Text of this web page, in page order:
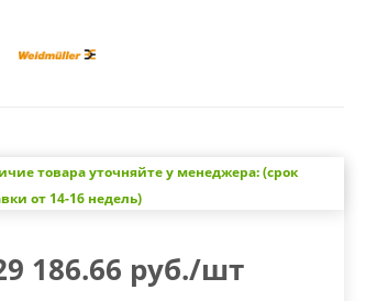
товара уточняйте у менеджера: (срок
от 14-16 недель)
186.66 руб./шт